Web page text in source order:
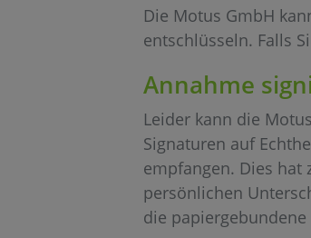
Die Motus GmbH
entschlüsseln. Falls
Annahme
Leider kann die
Signaturen auf
empfangen. Dies hat
persönlichen
die